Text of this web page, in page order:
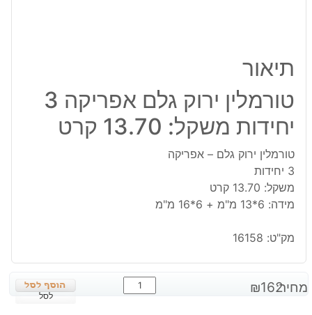
תיאור
טורמלין ירוק גלם אפריקה 3
יחידות משקל: 13.70 קרט
טורמלין ירוק גלם – אפריקה
3 יחידות
משקל: 13.70 קרט
מידה: 6*13 מ"מ + 6*16 מ"מ
מק"ט: 16158
מחיר: ₪162
כמות
של
לסל